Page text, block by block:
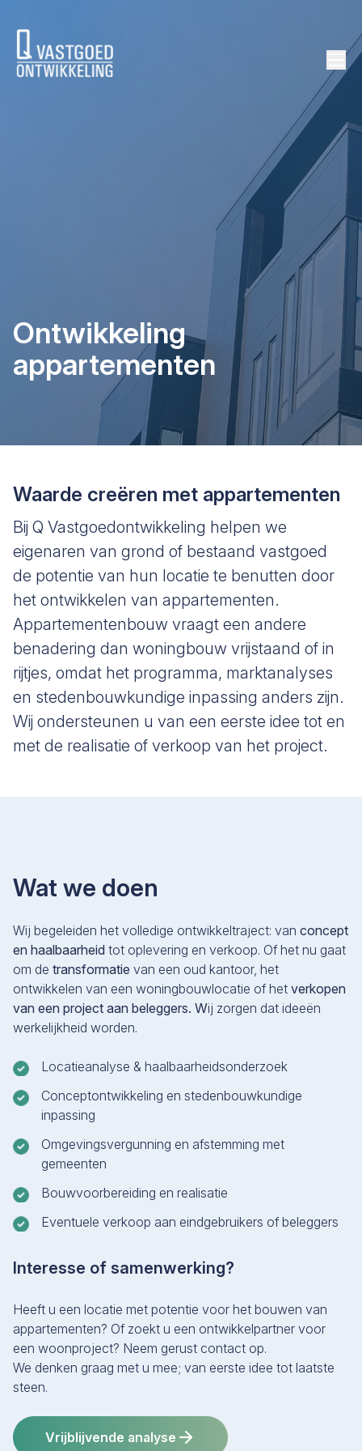
Ontwikkeling
appartementen
Waarde creëren met appartementen
Bij Q Vastgoedontwikkeling helpen we
eigenaren van grond of bestaand vastgoed
de potentie van hun locatie te benutten door
het ontwikkelen van appartementen.
Appartementenbouw vraagt een andere
benadering dan woningbouw vrijstaand of in
rijtjes, omdat het programma, marktanalyses
en stedenbouwkundige inpassing anders zijn.
Wij ondersteunen u van een eerste idee tot en
met de realisatie of verkoop van het project.
Wat we doen
Wij begeleiden het volledige ontwikkeltraject: van concept
en haalbaarheid tot oplevering en verkoop. Of het nu gaat
om de transformatie van een oud kantoor, het
ontwikkelen van een woningbouwlocatie of het verkopen
van een project aan beleggers. Wij zorgen dat ideeën
werkelijkheid worden.
Locatieanalyse & haalbaarheidsonderzoek
Conceptontwikkeling en stedenbouwkundige
inpassing
Omgevingsvergunning en afstemming met
gemeenten
Bouwvoorbereiding en realisatie
Eventuele verkoop aan eindgebruikers of beleggers
Interesse of samenwerking?
Heeft u een locatie met potentie voor het bouwen van
appartementen? Of zoekt u een ontwikkelpartner voor
een woonproject? Neem gerust contact op.
We denken graag met u mee; van eerste idee tot laatste
steen.
Vrijblijvende analyse